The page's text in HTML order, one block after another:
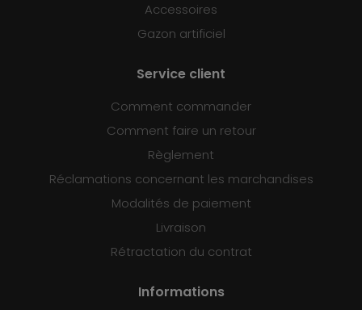
Accessoires
Gazon artificiel
Service client
Comment commander
Comment faire un retour
Règlement
Réclamations concernant les marchandises
Modalités de paiement
Livraison
Rétractation du contrat
Informations